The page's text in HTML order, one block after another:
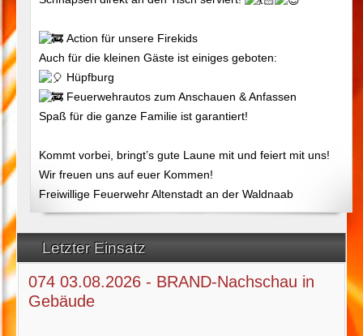
Letzter Einsatz
074 03.08.2026 - BRAND-Nachschau in
Gebäude
Action für unsere Firekids
Auch für die kleinen Gäste ist einiges geboten:
Hüpfburg
Feuerwehrautos zum Anschauen & Anfassen
Spaß für die ganze Familie ist garantiert!
Kommt vorbei, bringt’s gute Laune mit und feiert mit uns!
Wir freuen uns auf euer Kommen!
Freiwillige Feuerwehr Altenstadt an der Waldnaab